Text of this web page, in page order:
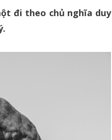
đi theo chủ nghĩa duy